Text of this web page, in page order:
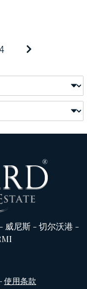
4
威尼斯-切尔沃港 -
-使用条款